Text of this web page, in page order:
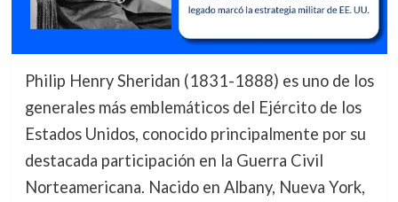
Philip Henry Sheridan (1831-1888) es uno de los
generales más emblemáticos del Ejército de los
Estados Unidos, conocido principalmente por su
destacada participación en la Guerra Civil
Norteamericana. Nacido en Albany, Nueva York,